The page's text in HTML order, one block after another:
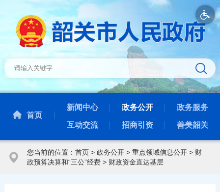
首页
新闻中心 政务公开 政务服务
互动交流 招商引资 善美韶关
您当前的位置： 首页> 政务公开> 重点领域信息公开> 财
政预算决算和“三公”经费> 财政资金直达基层